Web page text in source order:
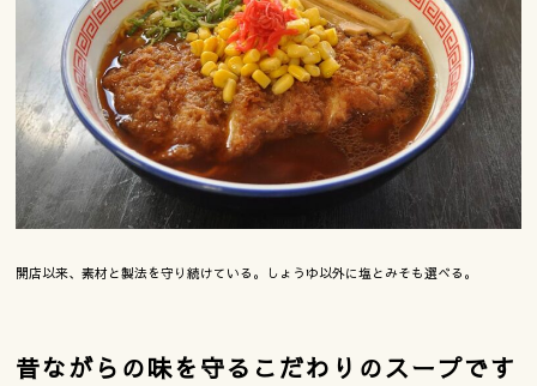
開店以来、素材と製法を守り続けている。しょうゆ以外に塩とみそも選べる。
昔ながらの味を守るこだわりのスープです